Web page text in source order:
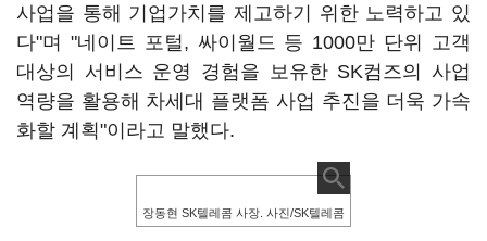
사업을 통해 기업가치를 제고하기 위한 노력하고 있
다"며 "네이트 포털, 싸이월드 등 1000만 단위 고객
대상의 서비스 운영 경험을 보유한 SK컴즈의 사업
역량을 활용해 차세대 플랫폼 사업 추진을 더욱 가속
화할 계획"이라고 말했다.
장동현 SK텔레콤 사장. 사진/SK텔레콤